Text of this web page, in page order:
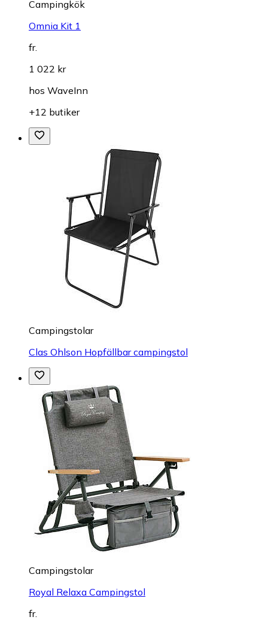
Campingkök
Omnia Kit 1
fr.
1 022 kr
hos WaveInn
+12 butiker
Campingstolar
Clas Ohlson Hopfällbar campingstol
Campingstolar
Royal Relaxa Campingstol
fr.